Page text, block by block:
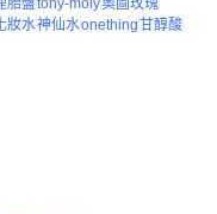
胎盤tony-moly奧圖玫瑰
妝水神仙水onething甘醇酸